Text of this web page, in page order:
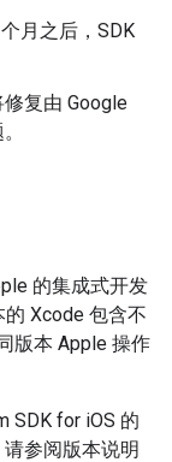
月之后，SDK
复由 Google
的集成式开发
Xcode 包含不
版本 Apple 操作
SDK for iOS 的
参阅版本说明